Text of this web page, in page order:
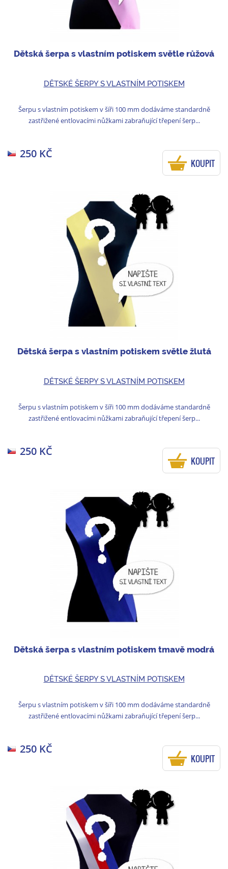
Dětská šerpa s vlastním potiskem světle růžová
DĚTSKÉ ŠERPY S VLASTNÍM POTISKEM
Šerpu s vlastním potiskem v šíři 100 mm dodáváme standardně
zastřižené entlovacími nůžkami zabraňující třepení šerp...
250 KČ
KOUPIT
Dětská šerpa s vlastním potiskem světle žlutá
DĚTSKÉ ŠERPY S VLASTNÍM POTISKEM
Šerpu s vlastním potiskem v šíři 100 mm dodáváme standardně
zastřižené entlovacími nůžkami zabraňující třepení šerp...
250 KČ
KOUPIT
Dětská šerpa s vlastním potiskem tmavě modrá
DĚTSKÉ ŠERPY S VLASTNÍM POTISKEM
Šerpu s vlastním potiskem v šíři 100 mm dodáváme standardně
zastřižené entlovacími nůžkami zabraňující třepení šerp...
250 KČ
KOUPIT